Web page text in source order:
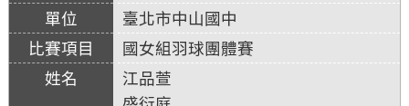
臺北市中山國中
國女組羽球團體賽
江品萱